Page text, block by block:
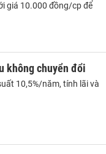
giá 10.000 đồng/cp để
không chuyển đổi
10,5%/năm, tính lãi và